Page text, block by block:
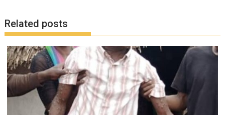
Related posts